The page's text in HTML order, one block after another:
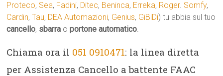
Proteco, Sea, Fadini, Ditec, Beninca, Erreka, Roger. Somfy,
Cardin,Tau, DEA Automazioni, Genius, GiBiDi) tu abbia sul tuo
cancello, sbarra oportone automatico.
Chiama ora il 051 0910471: la linea diretta
per Assistenza Cancello a battente FAAC